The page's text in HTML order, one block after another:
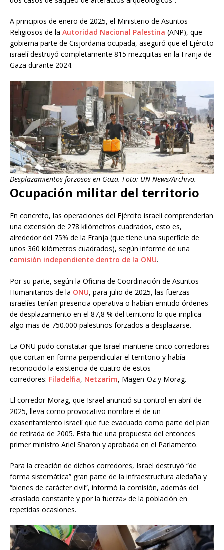
A principios de enero de 2025, el Ministerio de Asuntos
Religiosos de la Autoridad Nacional Palestina (ANP), que
gobierna parte de Cisjordania ocupada, aseguró que el Ejército
israelí destruyó completamente 815 mezquitas en la Franja de
Gaza durante 2024.
Desplazamientos forzosos en Gaza. Foto: UN News/Archivo.
Ocupación militar del territorio
En concreto, las operaciones del Ejército israelí comprenderían
una extensión de 278 kilómetros cuadrados, esto es,
alrededor del 75% de la Franja (que tiene una superficie de
unos 360 kilómetros cuadrados), según informe de una
comisión independiente dentro de la ONU.
Por su parte, según la Oficina de Coordinación de Asuntos
Humanitarios de la ONU, para julio de 2025, las fuerzas
israelíes tenían presencia operativa o habían emitido órdenes
de desplazamiento en el 87,8 % del territorio lo que implica
algo mas de 750.000 palestinos forzados a desplazarse.
La ONU pudo constatar que Israel mantiene cinco corredores
que cortan en forma perpendicular el territorio y había
reconocido la existencia de cuatro de estos
corredores: Filadelfia, Netzarim, Magen-Oz y Morag.
El corredor Morag, que Israel anunció su control en abril de
2025, lleva como provocativo nombre el de un
exasentamiento israelí que fue evacuado como parte del plan
de retirada de 2005. Esta fue una propuesta del entonces
primer ministro Ariel Sharon y aprobada en el Parlamento.
Para la creación de dichos corredores, Israel destruyó “de
forma sistemática” gran parte de la infraestructura aledaña y
“bienes de carácter civil”, informó la comisión, además del
«traslado constante y por la fuerza» de la población en
repetidas ocasiones.